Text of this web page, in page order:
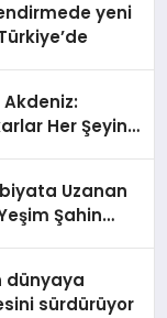
yeni
Akdeniz:
Her Şeyin
Uzanan
Şahin
dünyaya
sürdürüyor